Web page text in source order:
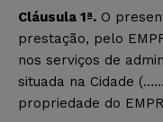
Cláusula 1ª. O
prestação, pelo
nos serviços de
situada na Cidade
propriedade do